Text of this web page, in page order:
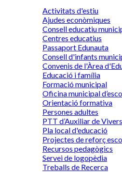
Activitats d'estiu
Ajudes econòmiques
Consell educatiu
Centres educatius
Passaport Edunauta
Consell d'infants
Convenis de l'Àrea
Educació i família
Formació municipal
Oficina municipal
Orientació formativa
Persones adultes
PTT d’Auxiliar de
Pla local d'educació
Projectes de reforç
Recursos pedagògics
Servei de logopèdia
Treballs de Recerca